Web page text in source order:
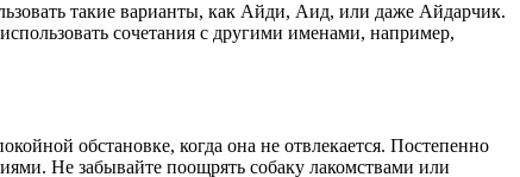
такие варианты, как Айди, Аид, или даже Айдарчик.
сочетания с другими именами, например,
обстановке, когда она не отвлекается. Постепенно
Не забывайте поощрять собаку лакомствами или